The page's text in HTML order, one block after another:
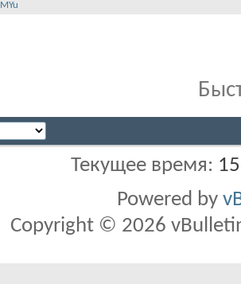
MYu
Текущее время:
Powered by
Copyright © 2026